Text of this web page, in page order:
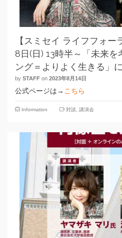
【スミセイ ライフフォー
8日(日) 13時半～「未来を
ング＝よりよく生きる」
by STAFF on 2023年8月14日
公式ページは→ こちら
Information 対談 講演会